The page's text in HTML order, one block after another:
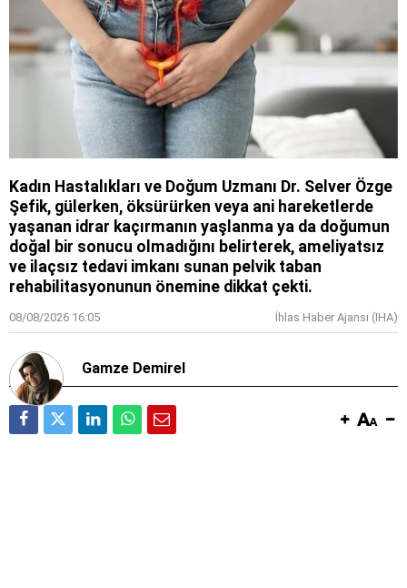
Kadın Hastalıkları ve Doğum Uzmanı Dr. Selver Özge
Şefik, gülerken, öksürürken veya ani hareketlerde
yaşanan idrar kaçırmanın yaşlanma ya da doğumun
doğal bir sonucu olmadığını belirterek, ameliyatsız
ve ilaçsız tedavi imkanı sunan pelvik taban
rehabilitasyonunun önemine dikkat çekti.
08/08/2026 16:05 İhlas Haber Ajansı (IHA)
Gamze Demirel